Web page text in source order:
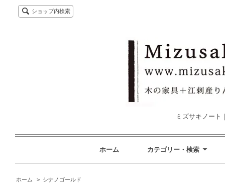
ショップ内検索
ミズサキノート
ホーム カテゴリー・検索
ホーム > シナノゴールド